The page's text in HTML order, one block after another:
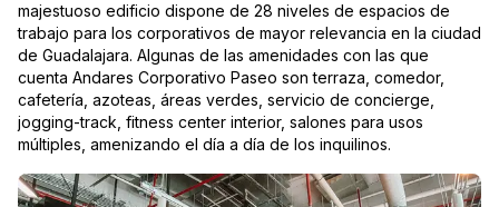
majestuoso edificio dispone de 28 niveles de espacios de
trabajo para los corporativos de mayor relevancia en la ciudad
de Guadalajara. Algunas de las amenidades con las que
cuenta Andares Corporativo Paseo son terraza, comedor,
cafetería, azoteas, áreas verdes, servicio de concierge,
jogging-track, fitness center interior, salones para usos
múltiples, amenizando el día a día de los inquilinos.